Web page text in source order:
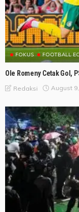
FOKUS FOOTBALL
Ole Romeny Cetak Gol,
Redaksi August